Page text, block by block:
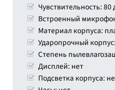
Чувствительность: 80
Встроенный
Материал корпуса:
Ударопрочный
Степень
Дисплей: нет
Подсветка корпуса: